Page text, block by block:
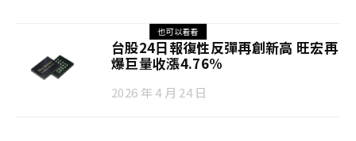
也可以看看
台股24日報復性反彈再創新高 旺宏再
爆巨量收漲4.76%
2026 年 4 月 24 日